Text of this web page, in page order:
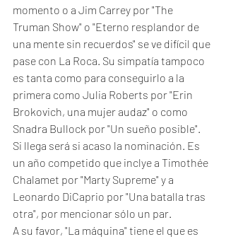
momento o a Jim Carrey por "The
Truman Show" o "Eterno resplandor de
una mente sin recuerdos" se ve difícil que
pase con La Roca. Su simpatía tampoco
es tanta como para conseguirlo a la
primera como Julia Roberts por "Erin
Brokovich, una mujer audaz" o como
Snadra Bullock por "Un sueño posible".
Si llega será si acaso la nominación. Es
un año competido que inclye a Timothée
Chalamet por "Marty Supreme" y a
Leonardo DiCaprio por "Una batalla tras
otra", por mencionar sólo un par.
A su favor, "La máquina" tiene el que es